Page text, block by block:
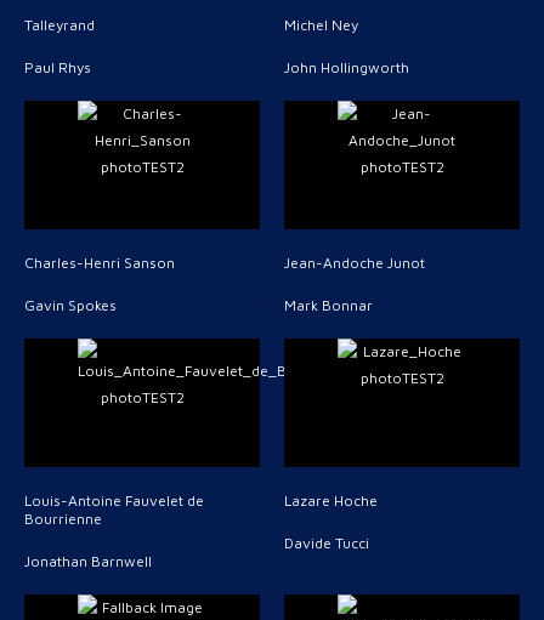
Talleyrand
Paul Rhys
Michel Ney
John Hollingworth
Charles-Henri Sanson
Gavin Spokes
Jean-Andoche Junot
Mark Bonnar
Louis-Antoine Fauvelet de
Bourrienne
Jonathan Barnwell
Lazare Hoche
Davide Tucci